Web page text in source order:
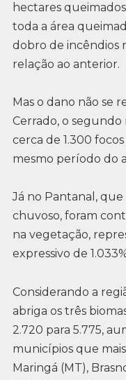
hectares
toda a área
dobro de incêndios
relação ao anterior.
Mas o dano não se
Cerrado, o segundo
cerca de 1.300
mesmo período do
Já no Pantanal,
chuvoso, foram
na vegetação,
expressivo de
Considerando a
abriga os três
2.720 para 5.775,
municípios que
Maringá (MT),